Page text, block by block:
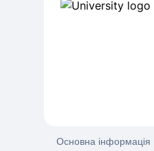
Основна інформація